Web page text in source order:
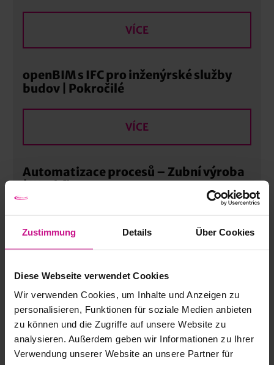
Zustimmung Details Über Cookies
Diese Webseite verwendet Cookies
Wir verwenden Cookies, um Inhalte und Anzeigen zu
personalisieren, Funktionen für soziale Medien anbieten
zu können und die Zugriffe auf unsere Website zu
analysieren. Außerdem geben wir Informationen zu Ihrer
Verwendung unserer Website an unsere Partner für
VÍCE
openBIM s IFC pro inženýrské služby
budov | Pokročilé
VÍCE
Automatizace procesů – Zubní výroba
| Workflow
Humminghbird, Integrace a připojení |
Advanced
VÍCE